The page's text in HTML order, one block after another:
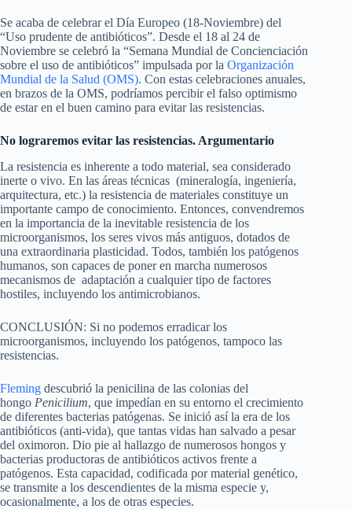
Se acaba de celebrar el Día Europeo (18-Noviembre) del
“Uso prudente de antibióticos”. Desde el 18 al 24 de
Noviembre se celebró la “Semana Mundial de Concienciación
sobre el uso de antibióticos” impulsada por la Organización
Mundial de la Salud (OMS). Con estas celebraciones anuales,
en brazos de la OMS, podríamos percibir el falso optimismo
de estar en el buen camino para evitar las resistencias.
No lograremos evitar las resistencias. Argumentario
La resistencia es inherente a todo material, sea considerado
inerte o vivo. En las áreas técnicas (mineralogía, ingeniería,
arquitectura, etc.) la resistencia de materiales constituye un
importante campo de conocimiento. Entonces, convendremos
en la importancia de la inevitable resistencia de los
microorganismos, los seres vivos más antiguos, dotados de
una extraordinaria plasticidad. Todos, también los patógenos
humanos, son capaces de poner en marcha numerosos
mecanismos de adaptación a cualquier tipo de factores
hostiles, incluyendo los antimicrobianos.
CONCLUSIÓN: Si no podemos erradicar los
microorganismos, incluyendo los patógenos, tampoco las
resistencias.
Fleming descubrió la penicilina de las colonias del
hongo Penicilium, que impedían en su entorno el crecimiento
de diferentes bacterias patógenas. Se inició así la era de los
antibióticos (anti-vida), que tantas vidas han salvado a pesar
del oximoron. Dio pie al hallazgo de numerosos hongos y
bacterias productoras de antibióticos activos frente a
patógenos. Esta capacidad, codificada por material genético,
se transmite a los descendientes de la misma especie y,
ocasionalmente, a los de otras especies.